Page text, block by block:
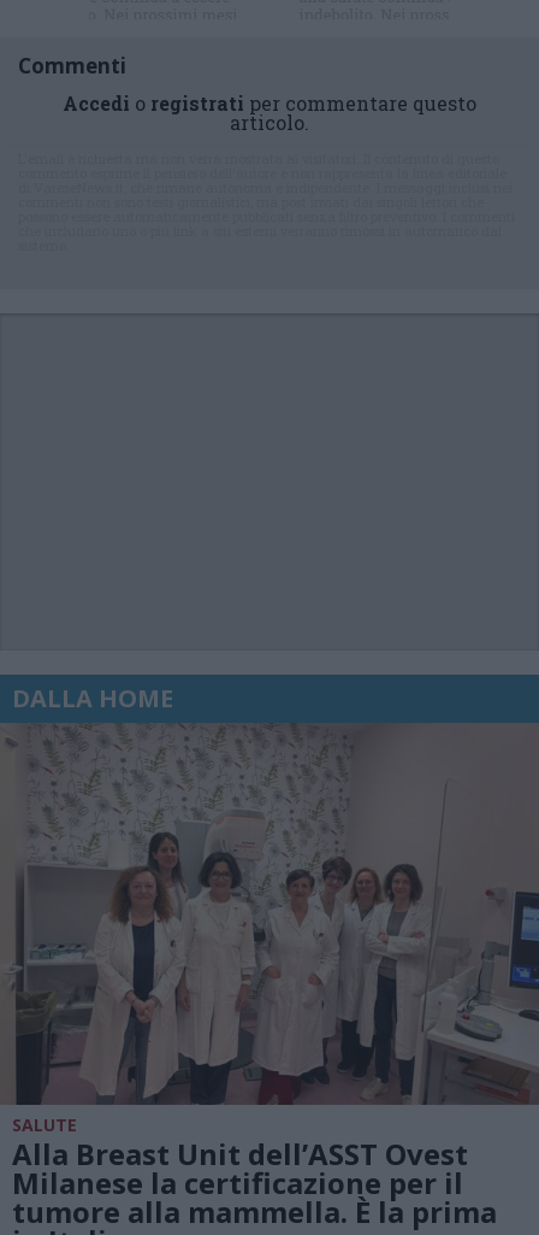
Commenti
Accedi o registrati per commentare questo
articolo.
DALLA HOME
SALUTE
Alla Breast Unit dell’ASST Ovest
Milanese la certificazione per il
tumore alla mammella. È la prima